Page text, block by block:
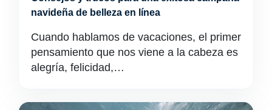
navideña de belleza en línea
Cuando hablamos de vacaciones, el primer
pensamiento que nos viene a la cabeza es
alegría, felicidad,…